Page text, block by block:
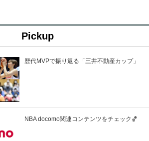
Pickup
歴代MVPで振り返る「三井不動産カップ」
NBA docomo関連コンテンツをチェック🏀